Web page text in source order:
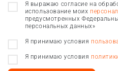
Я выражаю согласие на
использование моих
предусмотренных
персональных данных»
Я принимаю условия
Я принимаю условия